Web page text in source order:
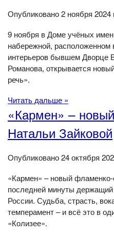
Опубликовано 2 ноября 2024
9 ноября в Доме учёных
набережной,
интерьеров бывшем Дворце
Романова, открывается
речь».
Читать дальше »
«Кармен» –
Натальи Зайковой
Опубликовано 24 октября
«Кармен» – новый фламенко-
последней минуты
России. Судьба, страсть,
темперамент – и всё это в
«Колизее».